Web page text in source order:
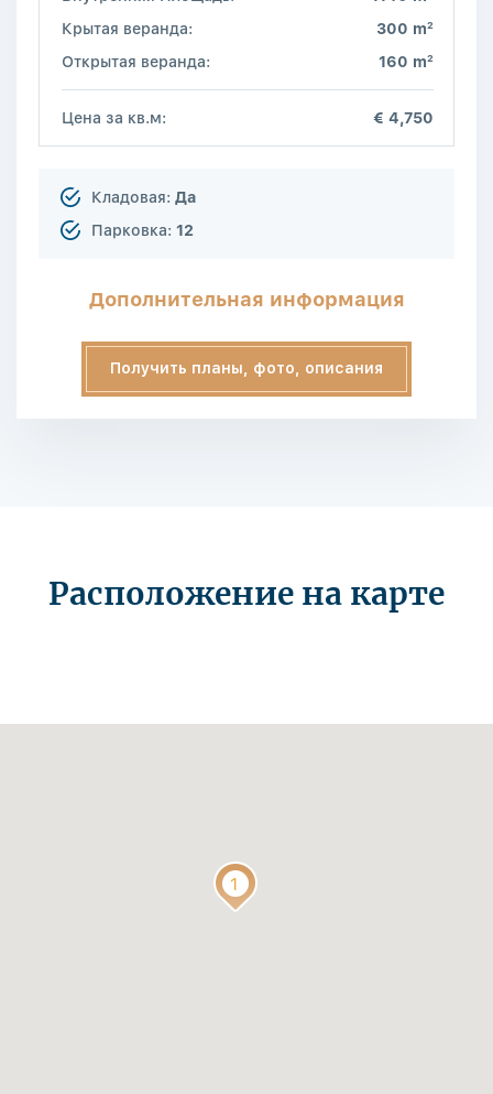
Крытая веранда: 300 m2
Открытая веранда: 160 m2
Цена за кв.м: € 4,750
Кладовая: Да
Парковка: 12
Дополнительная информация
Получить планы, фото, описания
Расположение на карте